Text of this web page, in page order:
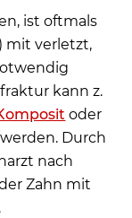
ist oftmals
) mit verletzt,
kann z.
oder
Durch
nach
Zahn mit